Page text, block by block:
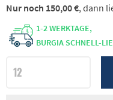
1-2 WERKTAGE,
BURGIA SCHNELL-
Nur noch 150,00 €, dann